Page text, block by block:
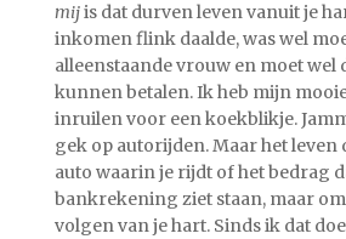
mijis dat durven leven vanuit je
inkomen flink daalde, was wel
alleenstaande vrouw en moet wel
kunnen betalen. Ik heb mijn
inruilen voor een koekblikje.
gek op autorijden. Maar het leven
auto waarin je rijdt of het bedrag
bankrekening ziet staan, maar
volgen van je hart. Sinds ik dat